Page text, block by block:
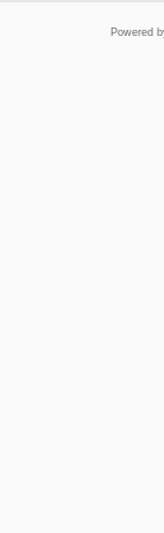
Powered